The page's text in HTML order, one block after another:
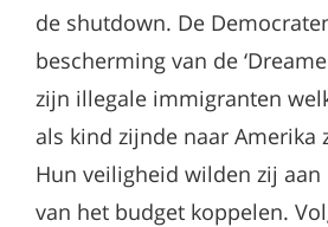
de shutdown. De
bescherming van de
zijn illegale immigranten
als kind zijnde naar Amerika
Hun veiligheid wilden zij
van het budget koppelen.